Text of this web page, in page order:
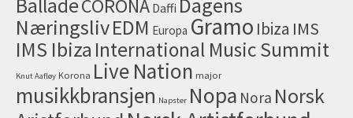
BalladeCORONA Daffi
NæringslivEDM Europa Gramo Ibiza IMS
IMS Ibiza International Music Summit
Knut Aafløy Korona Live Nation major
musikkbransjen Napster Nopa Nora Norsk